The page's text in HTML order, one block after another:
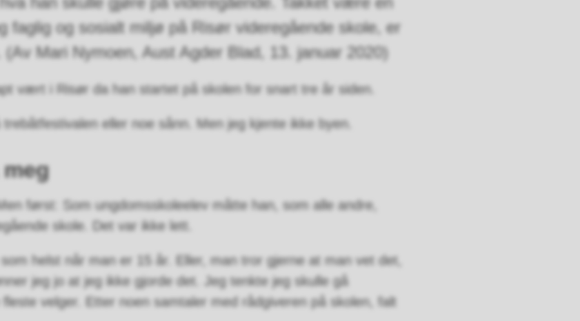
faglig og sosialt miljø på Risør videregående skole, er
Mari Nymoen, Aust Agder Blad, 13. januar 2020)
vært i Risør da han startet på skolen for snart tre år siden.
eller noe sånn. Men jeg kjente ikke byen.
først: Som ungdomsskoleelev måtte han, som alle andre,
skole. Det var ikke lett.
helst når man er 15 år. Eller, man tror gjerne at man vet det,
jeg jo at jeg ikke gjorde det. Jeg tenkte jeg skulle gå
velger. Etter noen samtaler med rådgiveren på skolen, falt